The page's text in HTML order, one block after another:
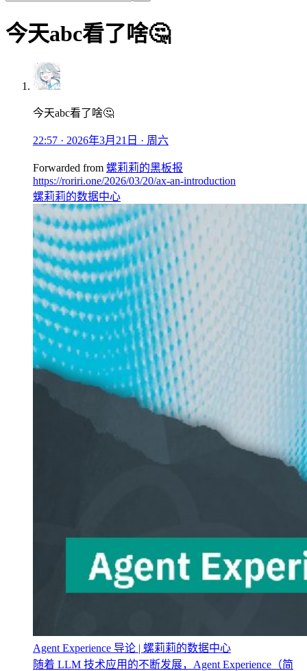
今天abc看了啥🤔
今天abc看了啥🤔
22:57 · 2026年3月21日 · 周六
Forwarded from 螺莉莉的黑板报
https://roriri.one/2026/03/20/ax-an-introduction
螺莉莉的数据中心
Agent Experience 导论 | 螺莉莉的数据中心
随着 LLM 技术应用的不断发展，Agent Experience（简